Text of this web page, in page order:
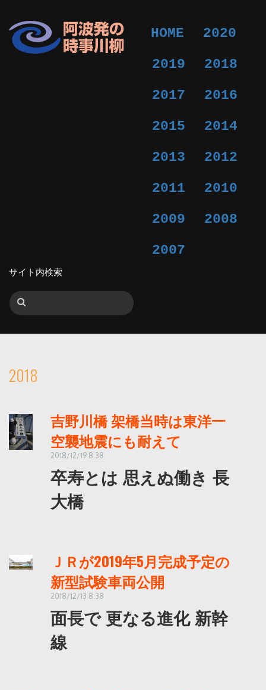
HOME
2020
2019
2018
2017
2016
2015
2014
2013
2012
2011
2010
2009
2008
2007
サイト内検索
2018
吉野川橋 架橋当時は東洋一
空襲地震にも耐えて
2018/12/19 8:38
卒寿とは 思えぬ働き 長
大橋
ＪＲが2019年5月完成予定の
新型試験車両公開
2018/12/13 8:38
面長で 更なる進化 新幹
線